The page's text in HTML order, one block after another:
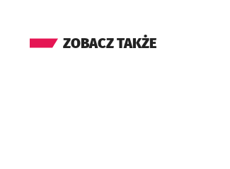
ZOBACZ TAKŻE